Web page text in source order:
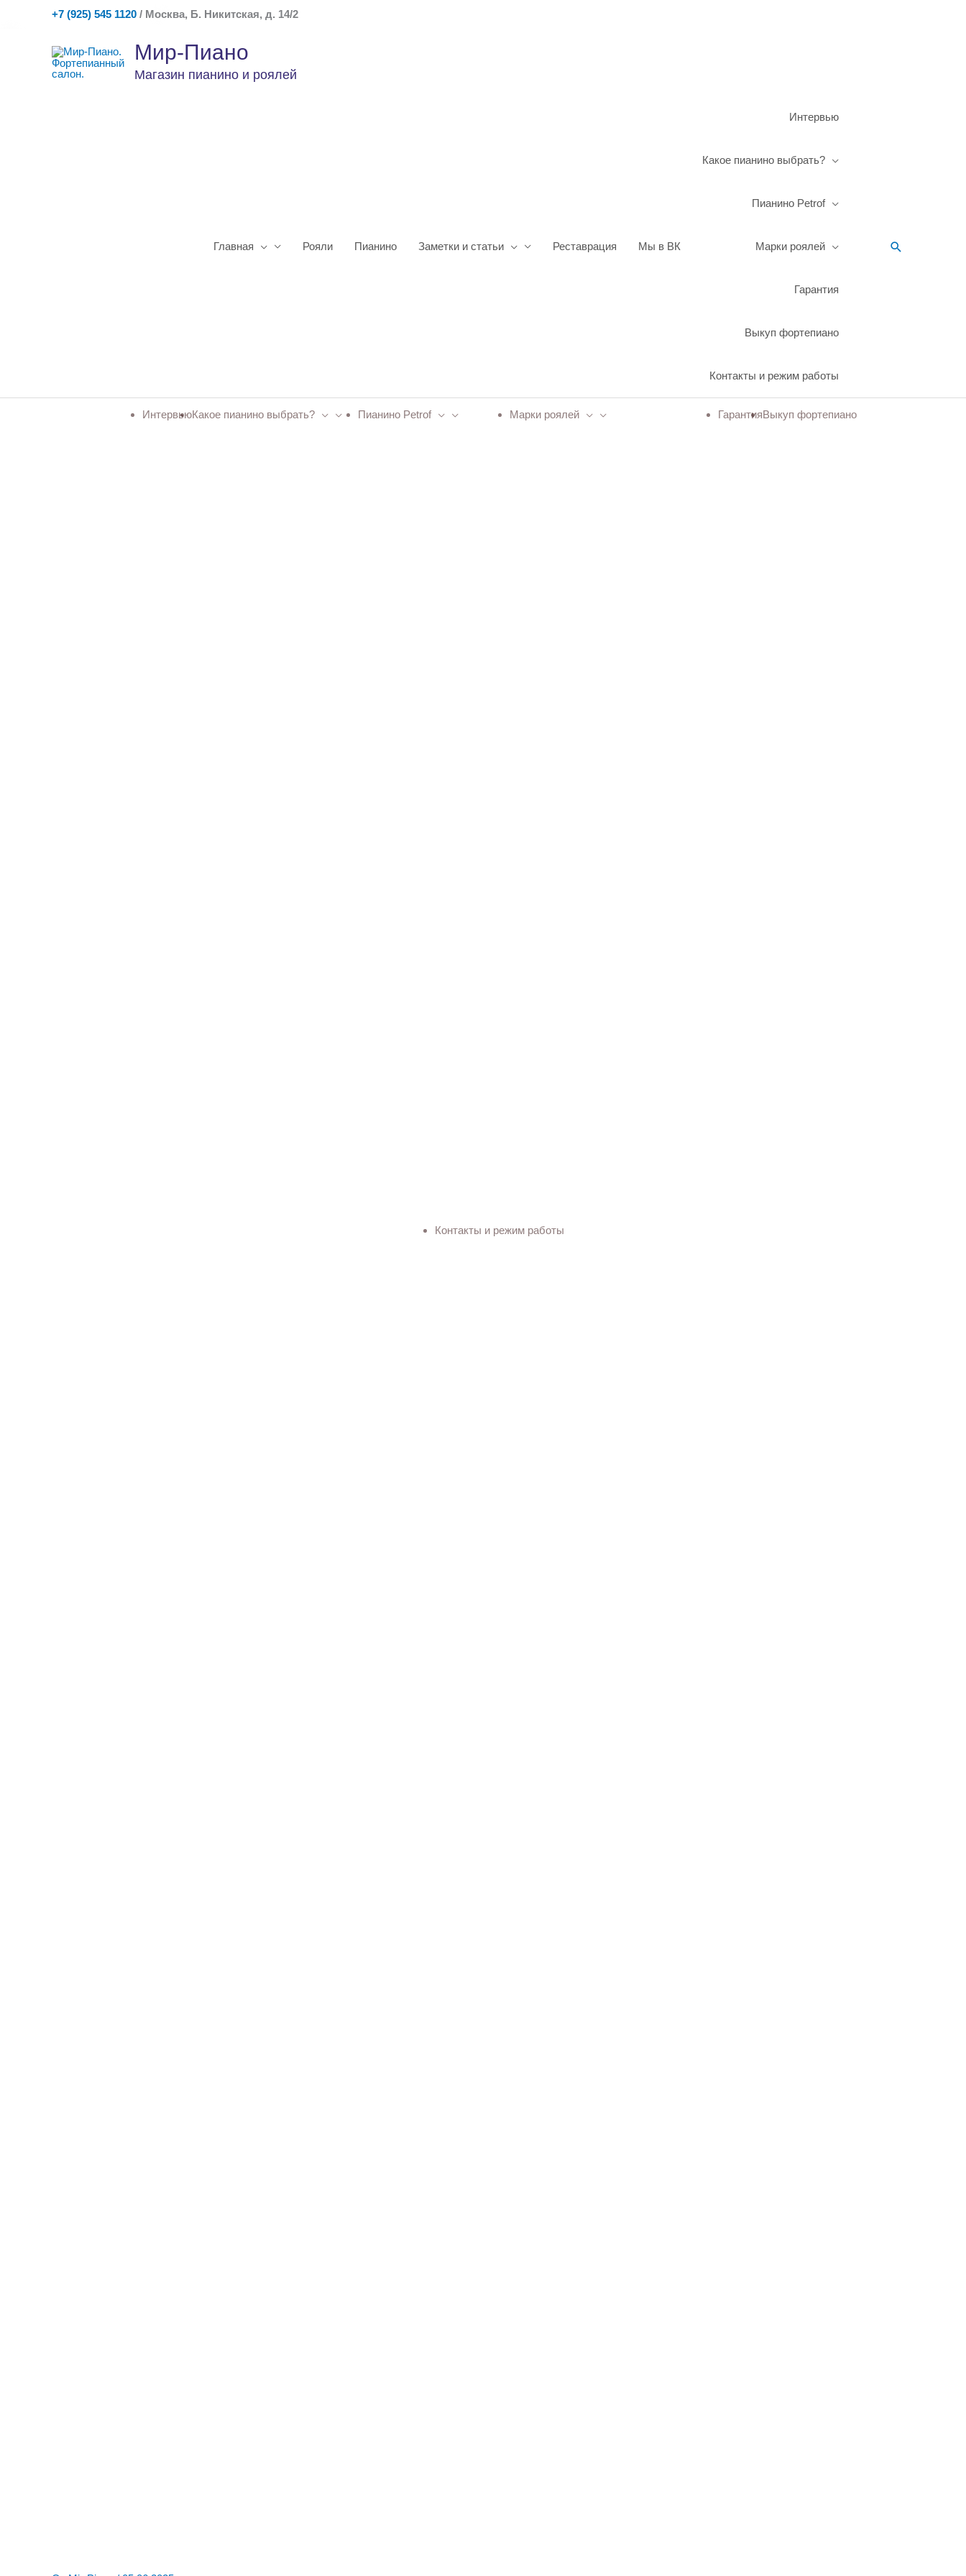
+7 (925) 545 1120 / Москва, Б. Никитская, д. 14/2
Мир-Пиано
Магазин пианино и роялей
Главная Рояли Пианино Заметки и статьи Реставрация Мы в ВК
Интервью
Какое пианино выбрать?
Пианино Petrof
Марки роялей
Гарантия
Выкуп фортепиано
Контакты и режим работы
Поиск
ИнтервьюКакое пианино выбрать? Пианино Petrof Марки роялей ГарантияВыкуп фортепиано
Контакты и режим работы